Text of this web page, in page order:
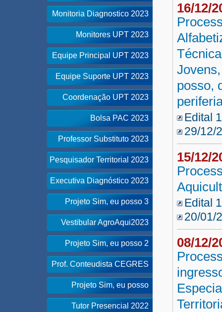
Monitoria Diagnostico 2023
Monitores UPT 2023
Equipe Principal UPT 2023
Equipe Suporte UPT 2023
Coordenação UPT 2023
Bolsa PAC 2023
Professor Substituto 2023
Pesquisador Territorial 2023
Executiva Diagnóstico 2023
Projeto Sim, eu posso 3
Vestibular AgroAqui2023
Projeto Sim, eu posso 2
Prof. Conteudista CEGRES
Projeto Sim, eu posso
Tutor Presencial 2022
16/12/
posso,
Edital
29/12/
15/12/
Edital
20/01/
08/12/